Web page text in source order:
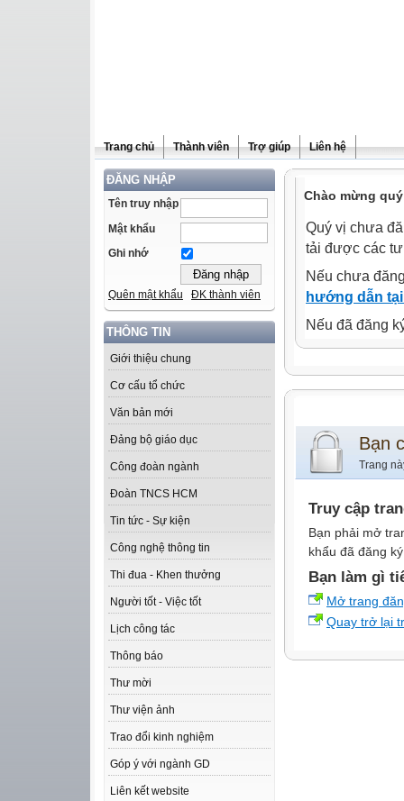
Trang chủ Thành viên Trợ giúp Liên hệ
ĐĂNG NHẬP
Tên truy nhập
Mật khẩu
Ghi nhớ
Quên mật khẩu ĐK thành viên
THÔNG TIN
Giới thiệu chung
Cơ cấu tổ chức
Văn bản mới
Đảng bộ giáo dục
Công đoàn ngành
Đoàn TNCS HCM
Tin tức - Sự kiện
Công nghệ thông tin
Thi đua - Khen thưởng
Người tốt - Việc tốt
Lịch công tác
Thông báo
Thư mời
Thư viện ảnh
Trao đổi kinh nghiệm
Góp ý với ngành GD
Liên kết website
Chào mừng
Quý vị chưa
tải được các
Nếu chưa
hướng dẫn
Nếu đã đăng
Bạn
Trang
Truy cập
Bạn phải mở
khẩu đã đăng
Bạn làm gì
Mở trang
Quay trở lại